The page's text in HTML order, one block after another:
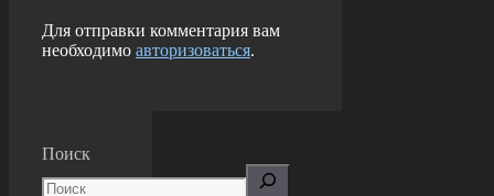
Для отправки комментария вам
необходимо авторизоваться.
Поиск